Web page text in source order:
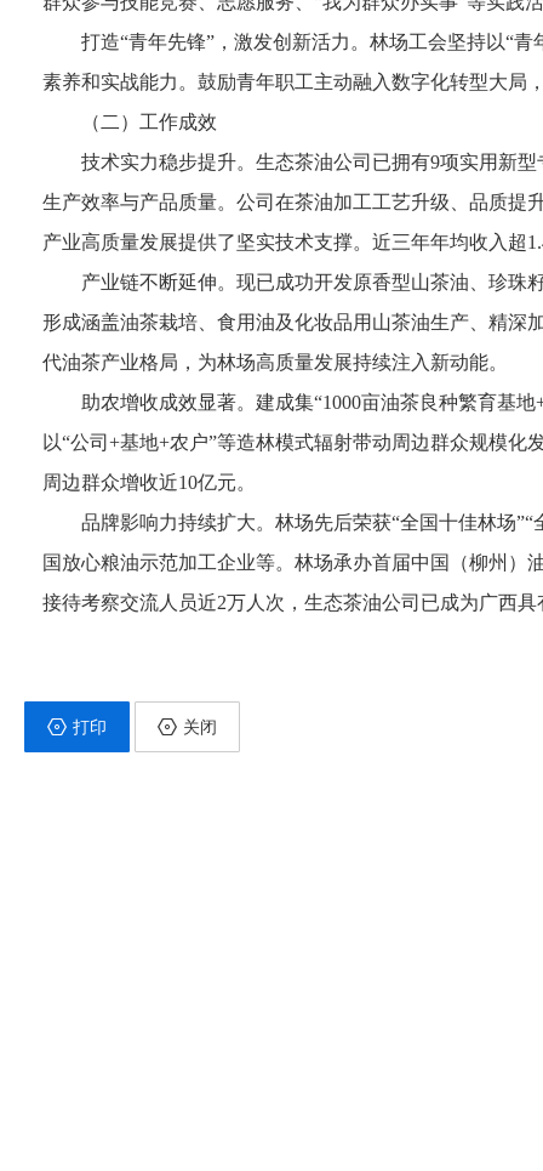
打造“青年先锋”，激发创新活力。林场工会坚持以“
素养和实战能力。鼓励青年职工主动融入数字化转型大局
（二）工作成效
技术实力稳步提升。生态茶油公司已拥有9项实用新
生产效率与产品质量。公司在茶油加工工艺升级、品质提
产业高质量发展提供了坚实技术支撑。近三年年均收入超
产业链不断延伸。现已成功开发原香型山茶油、珍珠
形成涵盖油茶栽培、食用油及化妆品用山茶油生产、精深
代油茶产业格局，为林场高质量发展持续注入新动能。
助农增收成效显著。建成集“1000亩油茶良种繁育基
以“公司+基地+农户”等造林模式辐射带动周边群众规模
周边群众增收近10亿元。
品牌影响力持续扩大。林场先后荣获“全国十佳林场
国放心粮油示范加工企业等。林场承办首届中国（柳州
接待考察交流人员近2万人次，生态茶油公司已成为广西
打印 关闭